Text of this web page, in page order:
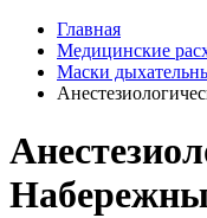
Главная
Медицинские
Маски